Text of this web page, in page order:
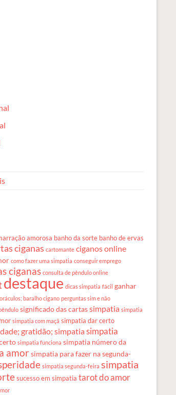
amorosa banho da sorte banho de ervas
ciganas cartomante ciganos online
como fazer uma simpatia conseguir emprego
ciganas consulta de pêndulo online
destaque dicas simpatia fácil ganhar
oráculos; baralho cigano perguntas sim e não
significado das cartassimpatia simpatia
simpatia com maçã simpatia dar certo
gratidão; simpatia simpatia
simpatia funciona simpatia número da
amor simpatia para fazer na segunda-
simpatia segunda-feira simpatia
sucesso em simpatia tarot do amor